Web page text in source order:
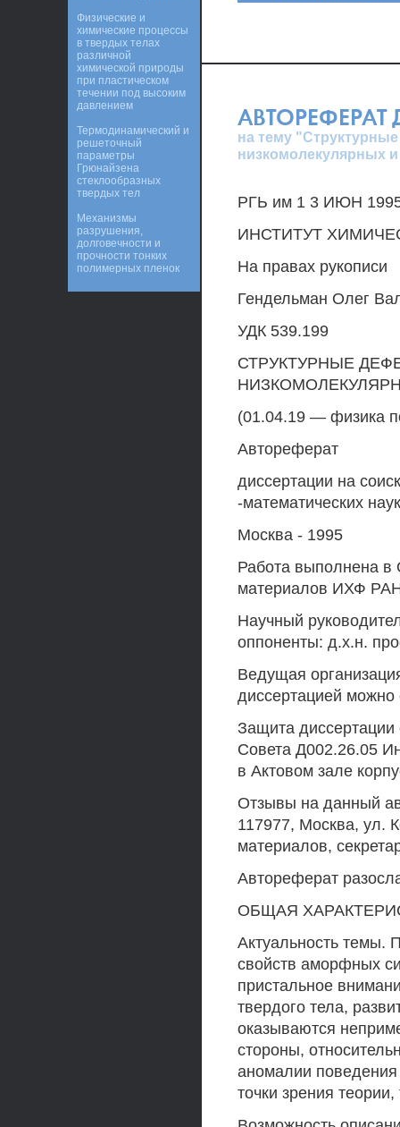
АВТОРЕФЕРАТ
на тему
низкомолекулярных
РГЬ им 1 3 ИЮН
ИНСТИТУТ
На правах рукописи
Гендельман Олег
УДК 539.199
СТРУКТУРНЫЕ
(01.04.19 — физика
Автореферат
диссертации на
-математических наук
Москва - 1995
Работа выполнена в
материалов ИХФ
Научный
оппоненты: д.х.н.
Ведущая
диссертацией
Защита диссертации
Совета Д002.26.05
в Актовом зале
Отзывы на данный
117977, Москва, ул.
материалов,
Автореферат
ОБЩАЯ
Актуальность темы.
свойств аморфных
пристальное
твердого тела,
оказываются
стороны,
аномалии
точки зрения
Физические и
химические процессы
в твердых телах
различной
химической природы
при пластическом
течении под высоким
давлением
Термодинамический и
решеточный
параметры
Грюнайзена
стеклообразных
твердых тел
Механизмы
разрушения,
долговечности и
прочности тонких
полимерных пленок